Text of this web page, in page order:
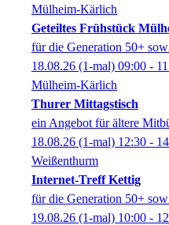
Mülheim-Kärlich
Geteiltes Frühstück
für die Generation 50+
18.08.26 (1-mal) 09:00 -
Mülheim-Kärlich
Thurer Mittagstisch
ein Angebot für ältere
18.08.26 (1-mal) 12:30 -
Weißenthurm
Internet-Treff Kettig
für die Generation 50+
19.08.26 (1-mal) 10:00 -